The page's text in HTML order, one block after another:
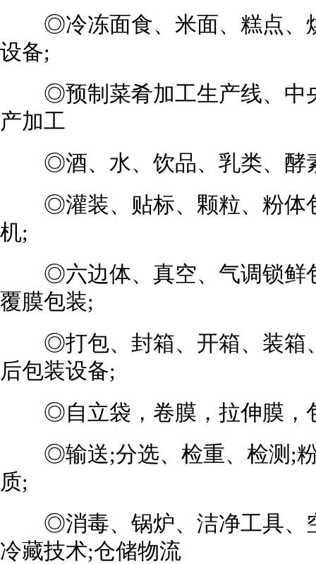
◎冷冻面食、米面、糕点、
设备;
◎预制菜肴加工生产线、中
产加工
◎酒、水、饮品、乳类、酵
◎灌装、贴标、颗粒、粉体
机;
◎六边体、真空、气调锁鲜
覆膜包装;
◎打包、封箱、开箱、装箱
后包装设备;
◎自立袋，卷膜，拉伸膜，
◎输送;分选、检重、检测;粉
质;
◎消毒、锅炉、洁净工具、
冷藏技术;仓储物流